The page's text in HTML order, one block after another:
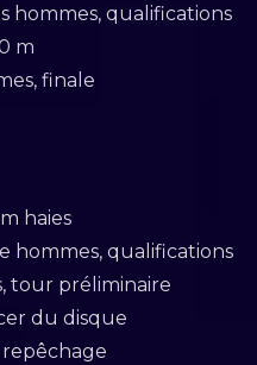
hommes, qualifications
m
finale
haies
hommes, qualifications
tour préliminaire
du disque
repêchage